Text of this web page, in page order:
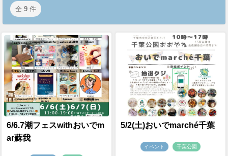
全 9 件
6/6.7潮フェスwithおいでm
ar蘇我
5/2(土)おいでmarché千葉
イベント 千葉公園